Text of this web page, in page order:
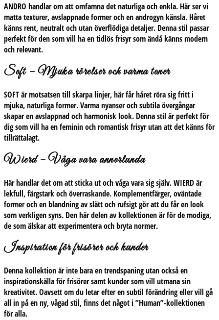
ANDRO handlar om att omfamna det naturliga och enkla. Här ser vi
matta texturer, avslappnade former och en androgyn känsla. Håret
känns rent, neutralt och utan överflödiga detaljer. Denna stil passar
perfekt för den som vill ha en tidlös frisyr som ändå känns modern
och relevant.
Soft – Mjuka rörelser och varma toner
SOFTär motsatsen till skarpa linjer, här får håret röra sig fritt i
mjuka, naturliga former. Varma nyanser och subtila övergångar
skapar en avslappnad och harmonisk look. Denna stil är perfekt för
dig som vill ha en feminin och romantisk frisyr utan att det känns för
tillrättalagt.
Wierd – Våga vara annorlunda
Här handlar det om att sticka ut och våga vara sig själv.WIERDär
lekfull, färgstark och överraskande. Komplementfärger, oväntade
former och en blandning av slätt och rufsigt gör att du får en look
som verkligen syns. Den här delen av kollektionen är för de modiga,
de som älskar att experimentera och bryta normer.
Inspiration för frisörer och kunder
Denna kollektion är inte bara en trendspaning utan också en
inspirationskälla för frisörer samt kunder som vill utmana sin
kreativitet. Oavsett om du letar efter en subtil förändring eller vill gå
all in på en ny, vågad stil, finns det något i ”Human”-kollektionen
för alla.